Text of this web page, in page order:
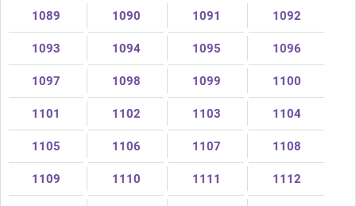
1089 1090 1091 1092
1093 1094 1095 1096
1097 1098 1099 1100
1101 1102 1103 1104
1105 1106 1107 1108
1109 1110 1111 1112